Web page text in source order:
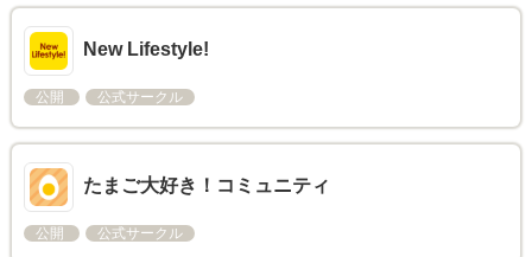
New Lifestyle!
公開 公式サークル
たまご大好き！コミュニティ
公開 公式サークル